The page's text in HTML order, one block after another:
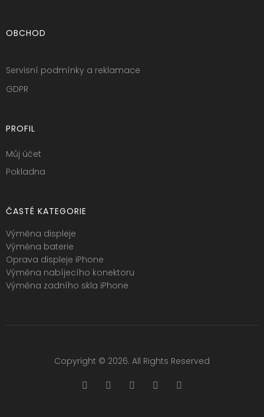
OBCHOD
Servisní podmínky a reklamace
GDPR
PROFIL
Můj účet
Pokladna
ČASTÉ KATEGORIE
Výměna displeje
Výměna baterie
Oprava displeje iPhone
Výměna nabíjecího konektoru
Výměna zadního skla iPhone
Copyright © 2026. All Rights Reserved